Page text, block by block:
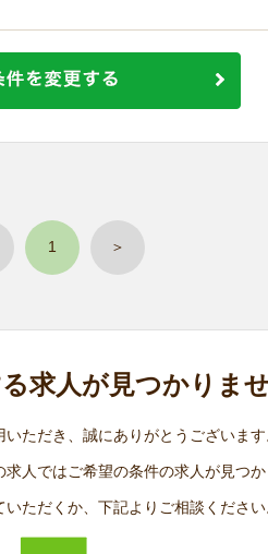
1 ＞
求人が見つかりま
ただき、誠にありがとうございます
人ではご希望の条件の求人が見つか
ただくか、下記よりご相談ください